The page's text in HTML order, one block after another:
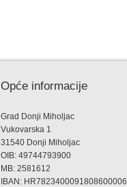
Opće informacije
Grad Donji Miholjac
Vukovarska 1
31540 Donji Miholjac
OIB: 49744793900
MB: 2581612
IBAN: HR7823400091808600006